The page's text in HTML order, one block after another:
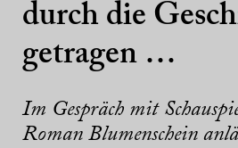
durch die
getragen …
Im Gespräch mit
Roman Blumenschein